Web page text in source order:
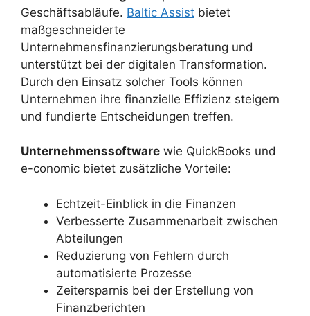
Geschäftsabläufe. Baltic Assist bietet
maßgeschneiderte
Unternehmensfinanzierungsberatung und
unterstützt bei der digitalen Transformation.
Durch den Einsatz solcher Tools können
Unternehmen ihre finanzielle Effizienz steigern
und fundierte Entscheidungen treffen.
Unternehmenssoftware wie QuickBooks und
e-conomic bietet zusätzliche Vorteile:
Echtzeit-Einblick in die Finanzen
Verbesserte Zusammenarbeit zwischen
Abteilungen
Reduzierung von Fehlern durch
automatisierte Prozesse
Zeitersparnis bei der Erstellung von
Finanzberichten